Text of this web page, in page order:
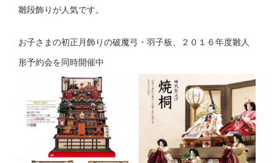
雛段飾りが人気です。
お子さまの初正月飾りの破魔弓・羽子板、２０１６年度雛人
形予約会を同時開催中